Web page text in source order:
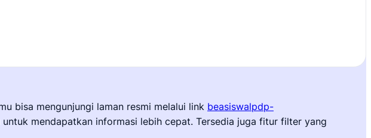
bisa mengunjungi laman resmi melalui link beasiswalpdp-
mendapatkan informasi lebih cepat. Tersedia juga fitur filter yang